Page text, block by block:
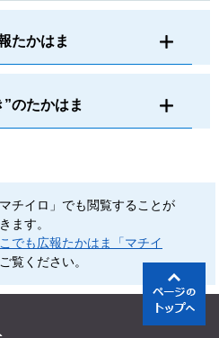
たかはま
のたかはま
チイロ」でも閲覧することが
ます。
でも広報たかはま「マチイ
覧ください。